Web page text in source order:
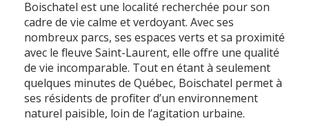
Boischatel est une localité recherchée pour son
cadre de vie calme et verdoyant. Avec ses
nombreux parcs, ses espaces verts et sa proximité
avec le fleuve Saint-Laurent, elle offre une qualité
de vie incomparable. Tout en étant à seulement
quelques minutes de Québec, Boischatel permet à
ses résidents de profiter d’un environnement
naturel paisible, loin de l’agitation urbaine.